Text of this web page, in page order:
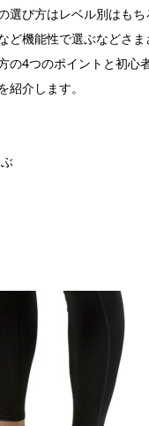
選び方はレベル別はも
ど機能性で選ぶなどさ
の4つのポイントと初心
紹介します。